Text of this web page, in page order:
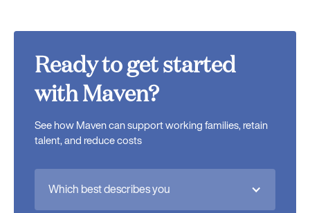
Ready to get started
with Maven?
See how Maven can support working families, retain
talent, and reduce costs
Which best describes you